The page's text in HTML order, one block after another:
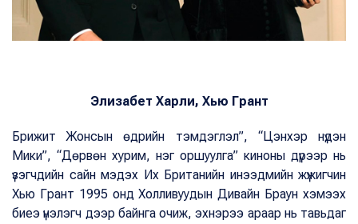
Элизабет Харли, Хью Грант
Брижит Жонсын өдрийн тэмдэглэл”, “Цэнхэр нүдэн
Мики”, “Дөрвөн хурим, нэг оршуулга” киноны дүрээр нь
үзэгчдийн сайн мэдэх Их Британийн инээдмийн жүжигчин
Хью Грант 1995 онд Холливуудын Дивайн Браун хэмээх
биеэ үнэлэгч дээр байнга очиж, эхнэрээ араар нь тавьдаг